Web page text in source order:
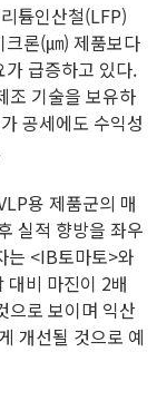
튬인산철(LFP)
크론(㎛) 제품보다
급증하고 있다.
조 기술을 보유하
공세에도 수익성
용 제품군의 매
실적 향방을 좌우
는 <IB토마토>와
대비 마진이 2배
으로 보이며 익산
개선될 것으로 예